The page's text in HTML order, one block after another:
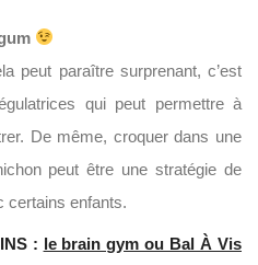
peut paraître surprenant, c’est
qui peut permettre à
De même, croquer dans une
peut être une stratégie de
certains enfants.
: le brain gym ou Bal À Vis